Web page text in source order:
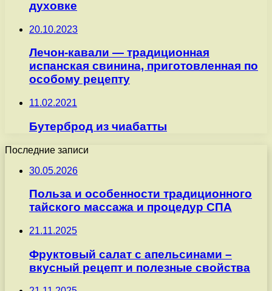
духовке
20.10.2023
Лечон-кавали — традиционная
испанская свинина, приготовленная по
особому рецепту
11.02.2021
Бутерброд из чиабатты
Последние записи
30.05.2026
Польза и особенности традиционного
тайского массажа и процедур СПА
21.11.2025
Фруктовый салат с апельсинами –
вкусный рецепт и полезные свойства